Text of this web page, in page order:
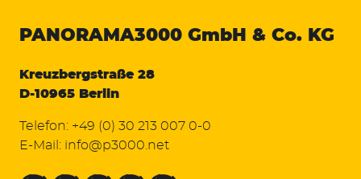
PANORAMA3000 GmbH & Co. KG
Kreuzbergstraße 28
D-10965 Berlin
Telefon: +49 (0) 30 213 007 0-0
E-Mail: info@p3000.net